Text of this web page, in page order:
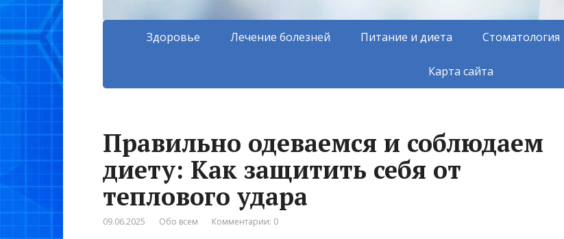
Здоровье Лечение болезней Питание и диета Стоматология
Карта сайта
Правильно одеваемся и соблюдаем
диету: Как защитить себя от
теплового удара
09.06.2025 Обо всем Комментарии: 0